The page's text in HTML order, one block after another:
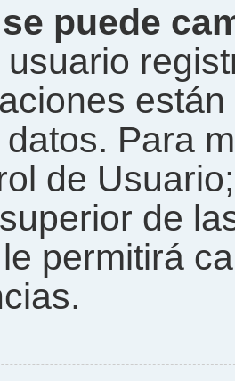
puede
usuario
Para
de
de
permitirá